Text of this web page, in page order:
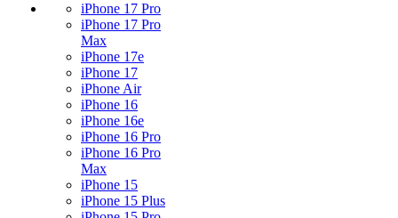
iPhone 17 Pro
iPhone 17 Pro
Max
iPhone 17e
iPhone 17
iPhone Air
iPhone 16
iPhone 16e
iPhone 16 Pro
iPhone 16 Pro
Max
iPhone 15
iPhone 15 Plus